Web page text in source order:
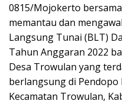
0815/Mojokerto
memantau dan
Langsung Tunai (BLT)
Tahun Anggaran 2022
Desa Trowulan yang
berlangsung di Pendopo
Kecamatan Trowulan,